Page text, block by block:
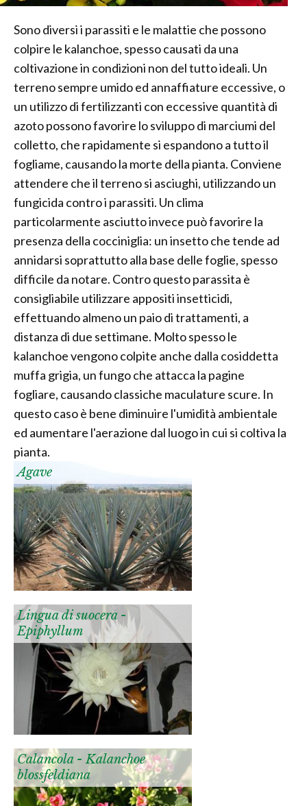
Sono diversi i parassiti e le malattie che possono
colpire le kalanchoe, spesso causati da una
coltivazione in condizioni non del tutto ideali. Un
terreno sempre umido ed annaffiature eccessive, o
un utilizzo di fertilizzanti con eccessive quantità di
azoto possono favorire lo sviluppo di marciumi del
colletto, che rapidamente si espandono a tutto il
fogliame, causando la morte della pianta. Conviene
attendere che il terreno si asciughi, utilizzando un
fungicida contro i parassiti. Un clima
particolarmente asciutto invece può favorire la
presenza della cocciniglia: un insetto che tende ad
annidarsi soprattutto alla base delle foglie, spesso
difficile da notare. Contro questo parassita è
consigliabile utilizzare appositi insetticidi,
effettuando almeno un paio di trattamenti, a
distanza di due settimane. Molto spesso le
kalanchoe vengono colpite anche dalla cosiddetta
muffa grigia, un fungo che attacca la pagine
fogliare, causando classiche maculature scure. In
questo caso è bene diminuire l'umidità ambientale
ed aumentare l'aerazione dal luogo in cui si coltiva la
pianta.
Agave
Lingua di suocera -
Epiphyllum
Calancola - Kalanchoe
blossfeldiana